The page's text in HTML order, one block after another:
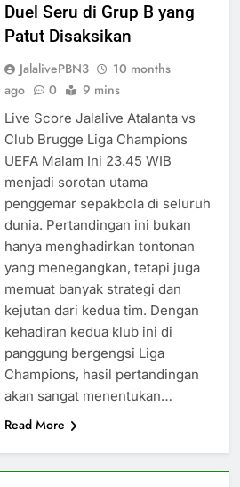
Duel Seru di Grup B yang
Patut Disaksikan
JalalivePBN3
10 months
ago
0 9 mins
Live Score Jalalive Atalanta vs
Club Brugge Liga Champions
UEFA Malam Ini 23.45 WIB
menjadi sorotan utama
penggemar sepakbola di seluruh
dunia. Pertandingan ini bukan
hanya menghadirkan tontonan
yang menegangkan, tetapi juga
memuat banyak strategi dan
kejutan dari kedua tim. Dengan
kehadiran kedua klub ini di
panggung bergengsi Liga
Champions, hasil pertandingan
akan sangat menentukan…
Read More